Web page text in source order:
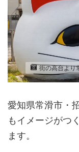
街の高台より
愛知県常滑市・
もイメージがつ
ます。